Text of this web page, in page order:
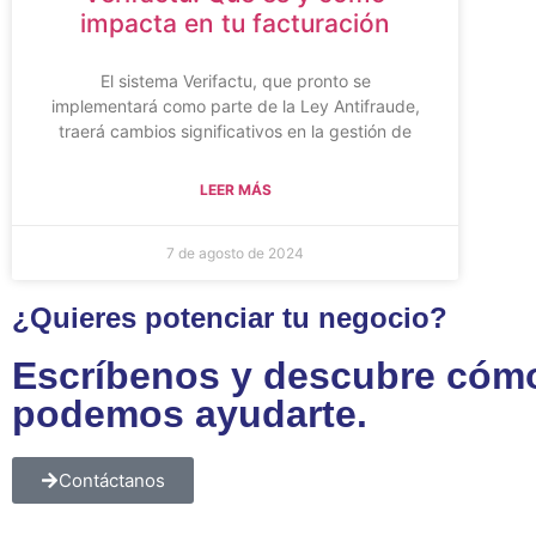
impacta en tu facturación
El sistema Verifactu, que pronto se
implementará como parte de la Ley Antifraude,
traerá cambios significativos en la gestión de
LEER MÁS
7 de agosto de 2024
¿Quieres potenciar tu negocio?
Escríbenos y descubre
podemos ayudarte.
Contáctanos